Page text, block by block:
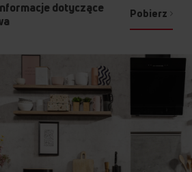
dotyczące
Pobierz